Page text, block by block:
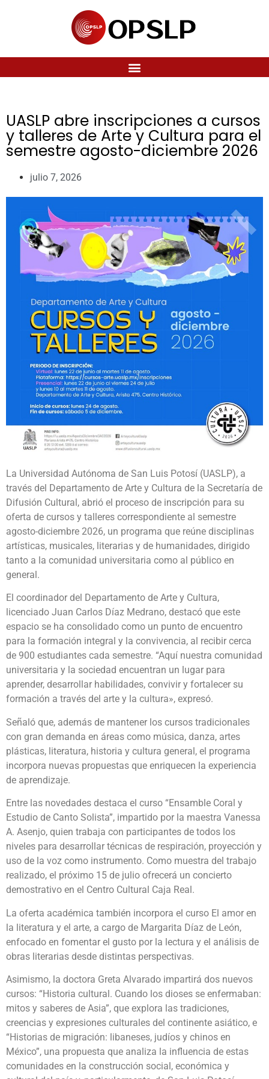
UASLP abre inscripciones a cursos
y talleres de Arte y Cultura para el
semestre agosto-diciembre 2026
julio 7, 2026
La Universidad Autónoma de San Luis Potosí (UASLP), a
través del Departamento de Arte y Cultura de la Secretaría de
Difusión Cultural, abrió el proceso de inscripción para su
oferta de cursos y talleres correspondiente al semestre
agosto-diciembre 2026, un programa que reúne disciplinas
artísticas, musicales, literarias y de humanidades, dirigido
tanto a la comunidad universitaria como al público en
general.
El coordinador del Departamento de Arte y Cultura,
licenciado Juan Carlos Díaz Medrano, destacó que este
espacio se ha consolidado como un punto de encuentro
para la formación integral y la convivencia, al recibir cerca
de 900 estudiantes cada semestre. “Aquí nuestra comunidad
universitaria y la sociedad encuentran un lugar para
aprender, desarrollar habilidades, convivir y fortalecer su
formación a través del arte y la cultura», expresó.
Señaló que, además de mantener los cursos tradicionales
con gran demanda en áreas como música, danza, artes
plásticas, literatura, historia y cultura general, el programa
incorpora nuevas propuestas que enriquecen la experiencia
de aprendizaje.
Entre las novedades destaca el curso “Ensamble Coral y
Estudio de Canto Solista”, impartido por la maestra Vanessa
A. Asenjo, quien trabaja con participantes de todos los
niveles para desarrollar técnicas de respiración, proyección y
uso de la voz como instrumento. Como muestra del trabajo
realizado, el próximo 15 de julio ofrecerá un concierto
demostrativo en el Centro Cultural Caja Real.
La oferta académica también incorpora el curso El amor en
la literatura y el arte, a cargo de Margarita Díaz de León,
enfocado en fomentar el gusto por la lectura y el análisis de
obras literarias desde distintas perspectivas.
Asimismo, la doctora Greta Alvarado impartirá dos nuevos
cursos: “Historia cultural. Cuando los dioses se enfermaban:
mitos y saberes de Asia”, que explora las tradiciones,
creencias y expresiones culturales del continente asiático, e
“Historias de migración: libaneses, judíos y chinos en
México”, una propuesta que analiza la influencia de estas
comunidades en la construcción social, económica y